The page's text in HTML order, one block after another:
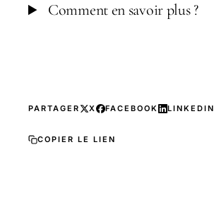
Comment en savoir plus ?
PARTAGER X FACEBOOK LINKEDIN
COPIER LE LIEN